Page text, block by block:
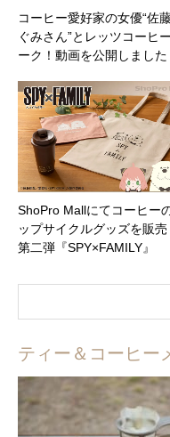
コーヒー愛好家の女優“佐
ぐみさん”とレッツコーヒ
ーク！動画を公開しました
ShoPro Mallにてコーヒー
ップサイクルグッズを販売
第二弾『SPY×FAMILY』
ティー＆コーヒー